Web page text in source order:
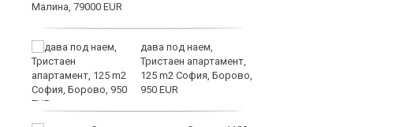
дава под наем,
Тристаен апартамент,
125 m2 София, Борово,
950 EUR